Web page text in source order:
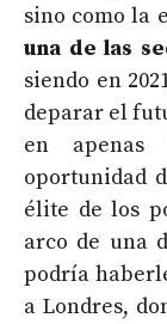
sino como la
una de las
siendo en
deparar el
en apenas
oportunidad
élite de los
arco de una
podría
a Londres,